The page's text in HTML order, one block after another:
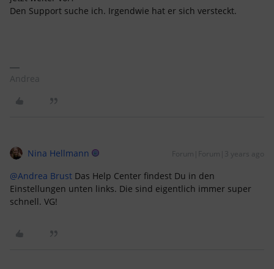
Den Support suche ich. Irgendwie hat er sich versteckt.
Andrea
Nina Hellmann Forum|Forum|3 years ago
@Andrea Brust Das Help Center findest Du in den
Einstellungen unten links. Die sind eigentlich immer super
schnell. VG!